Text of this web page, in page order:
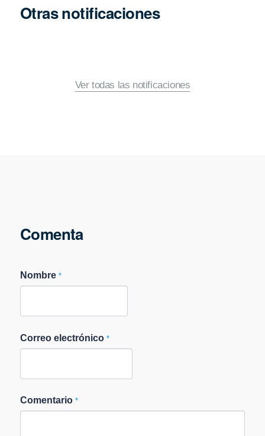
Otras notificaciones
Ver todas las notificaciones
Comenta
Nombre *
Correo electrónico *
Comentario *